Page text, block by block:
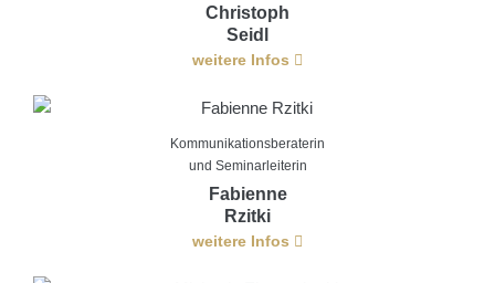
Christoph
Seidl
weitere Infos
Kommunikationsberaterin
und Seminarleiterin
Fabienne
Rzitki
weitere Infos